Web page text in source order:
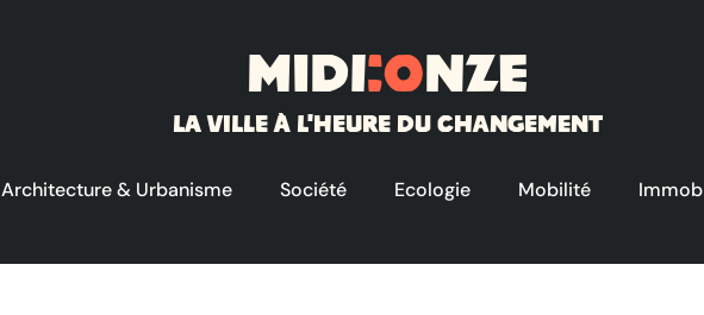
Midi:onze
La ville à l'heure du changement
Architecture & Urbanisme Société Ecologie Mobilité